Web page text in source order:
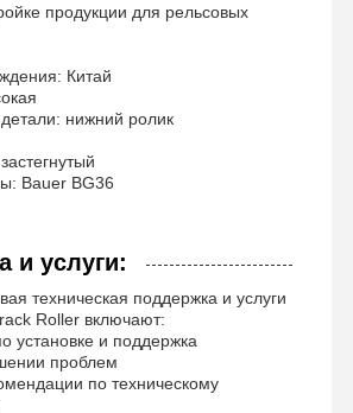
продукции для рельсовых
Китай
нижний ролик
Bauer BG36
и услуги:
техническая поддержка и услуги
Roller включают:
установке и поддержка
проблем
по техническому